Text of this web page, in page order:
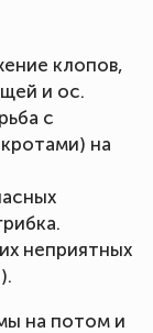
клопов,
и ос.
с
на
неприятных
на потом и